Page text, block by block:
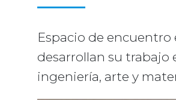
Espacio de encuentro
desarrollan su trabajo
ingeniería, arte y